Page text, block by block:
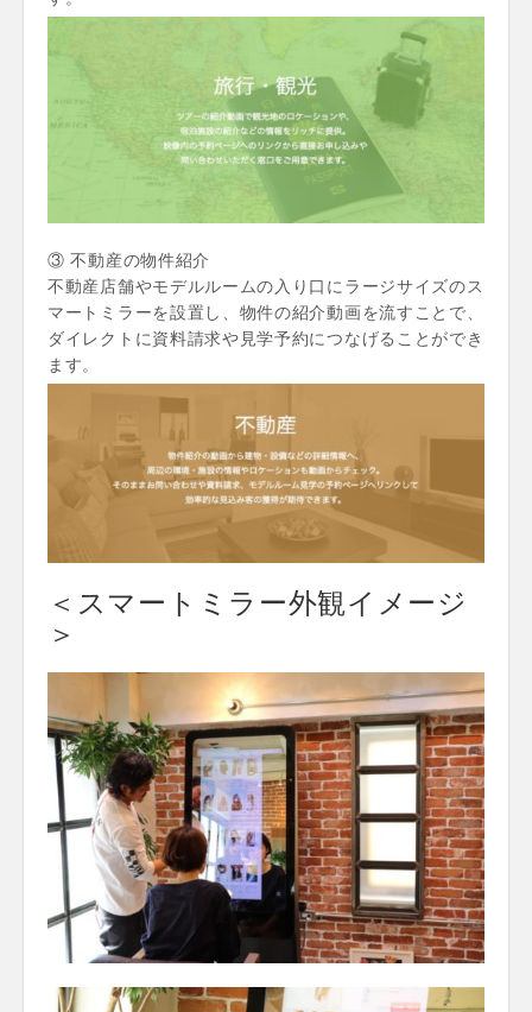
③ 不動産の物件紹介
不動産店舗やモデルルームの入り口にラージサイズのス
マートミラーを設置し、物件の紹介動画を流すことで、
ダイレクトに資料請求や見学予約につなげることができ
ます。
＜スマートミラー外観イメージ
＞